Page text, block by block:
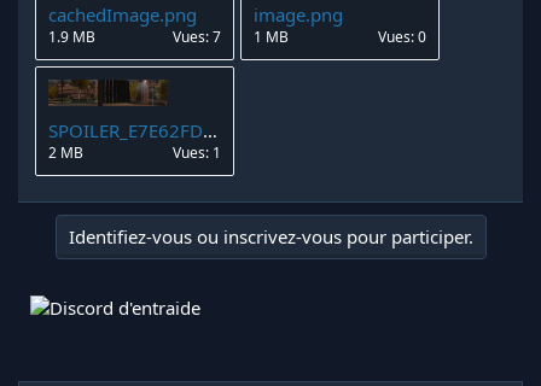
cachedImage.png
1.9 MB Vues: 7
image.png
1 MB Vues: 0
SPOILER_E7E62FD7-3551-4679-8156-8DB65D2E3385.png
2 MB Vues: 1
Identifiez-vous ou inscrivez-vous pour participer.